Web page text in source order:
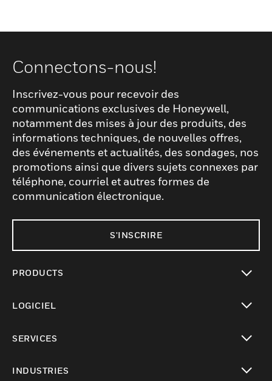
Connectons-nous!
Inscrivez-vous pour recevoir des
communications exclusives de Honeywell,
notamment des mises à jour des produits, des
informations techniques, de nouvelles offres,
des événements et actualités, des sondages, nos
promotions ainsi que divers sujets connexes par
téléphone, courriel et autres formes de
communication électronique.
S'INSCRIRE
PRODUCTS
LOGICIEL
SERVICES
INDUSTRIES